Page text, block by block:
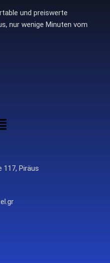
und preiswerte
nur wenige Minuten vom
Piräus